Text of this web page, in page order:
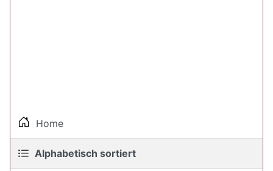
Home
Alphabetisch sortiert